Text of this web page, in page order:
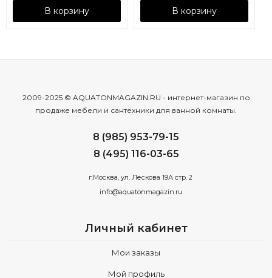
В корзину В корзину
2009-2025 © AQUATONMAGAZIN.RU - интернет-магазин по
продаже мебели и сантехники для ванной комнаты.
8 (985) 953-79-15
8 (495) 116-03-65
г.Москва, ул. Лескова 19А стр. 2
info@aquatonmagazin.ru
Личный кабинет
Мои заказы
Мой профиль